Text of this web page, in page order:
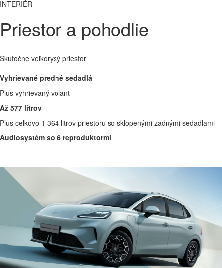
INTERIÉR
Priestor a pohodlie
Skutočne veľkorysý priestor
Vyhrievané predné sedadlá
Plus vyhrievaný volant
Až 577 litrov
Plus celkovo 1 364 litrov priestoru so sklopenými zadnými sedadlami
Audiosystém so 6 reproduktormi